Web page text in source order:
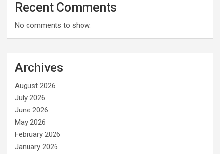
Recent Comments
No comments to show.
Archives
August 2026
July 2026
June 2026
May 2026
February 2026
January 2026